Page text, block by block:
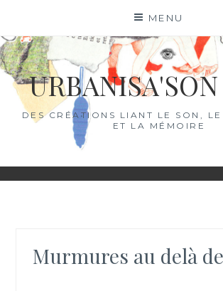
content
MENU
DES CRÉATIONS LIANT LE SON,
ET LA MÉMOIRE
Murmures au delà